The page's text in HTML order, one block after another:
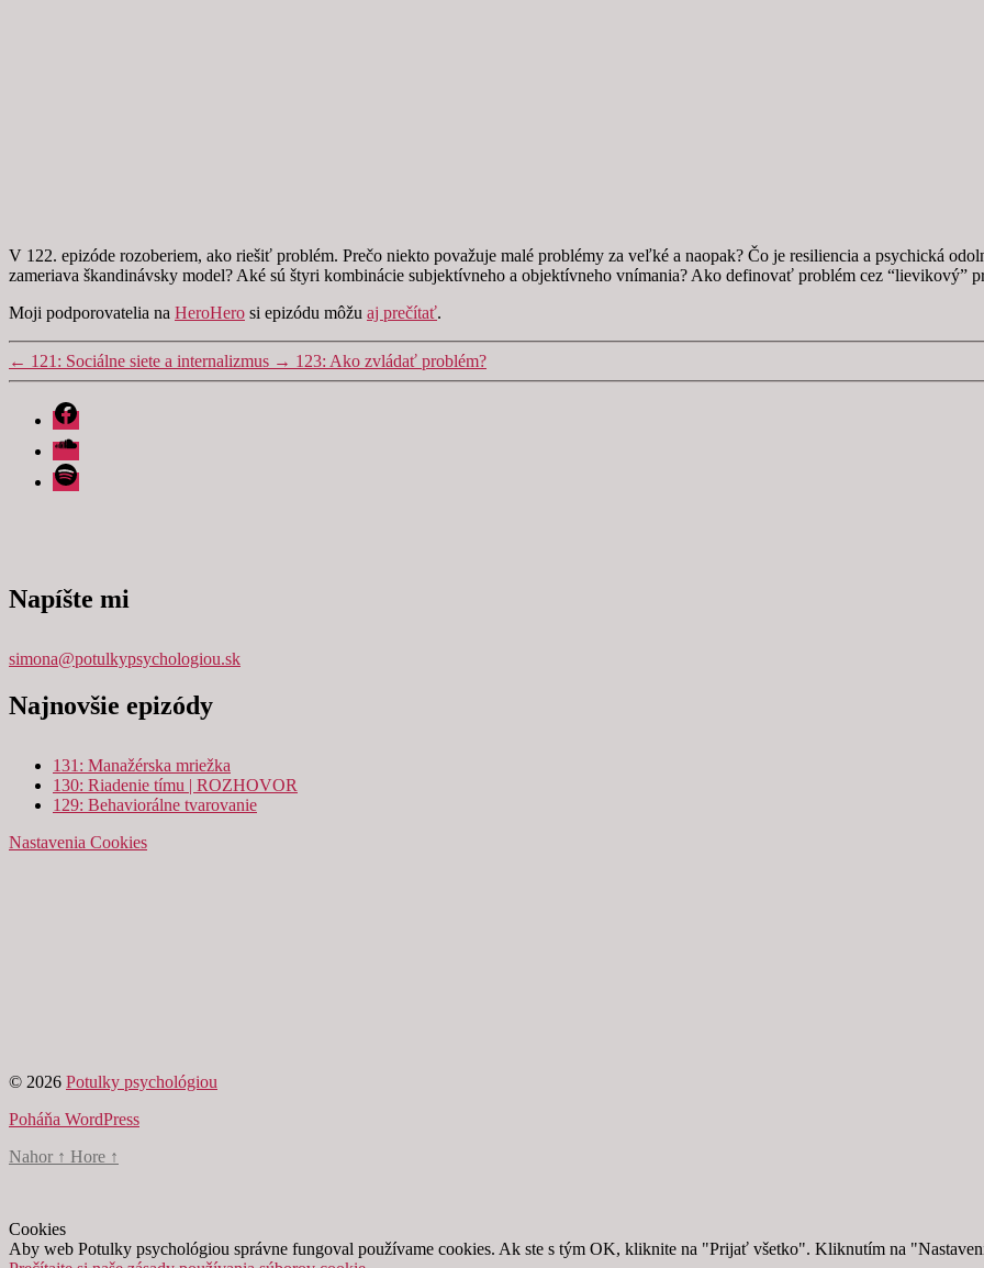
V 122. epizóde rozoberiem, ako riešiť problém. Prečo niekto považuje malé problémy za veľké a naopak? Čo je resiliencia a psychická
zameriava škandinávsky model? Aké sú štyri kombinácie subjektívneho a objektívneho vnímania? Ako definovať problém cez “lievikový”
Moji podporovatelia na HeroHero si epizódu môžu aj prečítať.
← 121: Sociálne siete a internalizmus → 123: Ako zvládať problém?
Facebook
Soundcloud
Spotify
Napíšte mi
simona@potulkypsychologiou.sk
Najnovšie epizódy
131: Manažérska mriežka
130: Riadenie tímu | ROZHOVOR
129: Behaviorálne tvarovanie
Nastavenia Cookies
© 2026 Potulky psychológiou
Poháňa WordPress
Nahor ↑ Hore ↑
Cookies
Aby web Potulky psychológiou správne fungoval používame cookies. Ak ste s tým OK, kliknite na "Prijať všetko". Kliknutím na